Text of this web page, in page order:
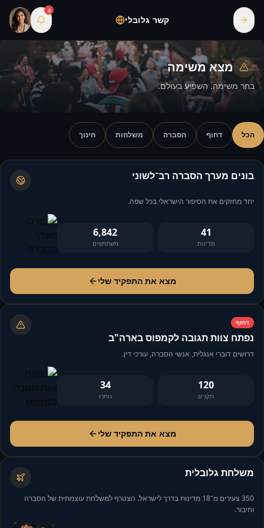
קשר גלובלי
3
מצא משימה
בחר משימה. השפיע בעולם.
הכל דחוף הסברה משלחות חינוך
בונים מערך הסברה רב־לשוני
יחד מחזקים את הסיפור הישראלי בכל שפה.
41
מדינות
6,842
משתתפים
מצא את התפקיד שלי
דחוף
נפתח צוות תגובה לקמפוס בארה"ב
דרושים דוברי אנגלית, אנשי הסברה, עורכי דין.
120
תקנים
34
נותרו
מצא את התפקיד שלי
משלחת גלובלית
350 צעירים מ־18 מדינות בדרך לישראל. הצטרף למשלחת עוצמתית של הסברה
וחיבור.